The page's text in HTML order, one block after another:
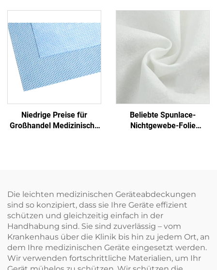
Transfer-Blatt mit Griff
PP+PE Einmalbetttücher
Einmalblaues
Krankenhaus
Einmalbetttuch
Niedrige Preise für
Großhandel Medizinische
Beliebte Spunlace-
Nichtgewebe-Folie
Die leichten medizinischen Geräteabdeckungen
sind so konzipiert, dass sie Ihre Geräte effizient
schützen und gleichzeitig einfach in der
Handhabung sind. Sie sind zuverlässig – vom
Krankenhaus über die Klinik bis hin zu jedem Ort, an
dem Ihre medizinischen Geräte eingesetzt werden.
Wir verwenden fortschrittliche Materialien, um Ihr